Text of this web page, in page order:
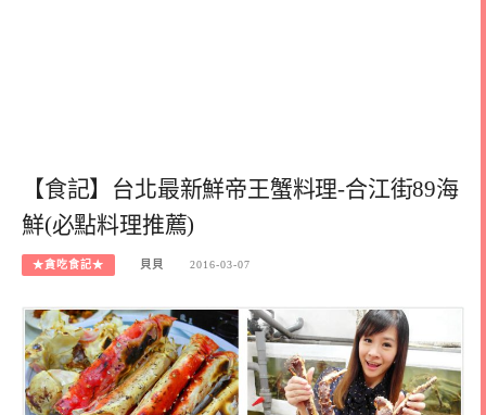
【食記】台北最新鮮帝王蟹料理-合江街89海
鮮(必點料理推薦)
★貪吃食記★ 貝貝 2016-03-07